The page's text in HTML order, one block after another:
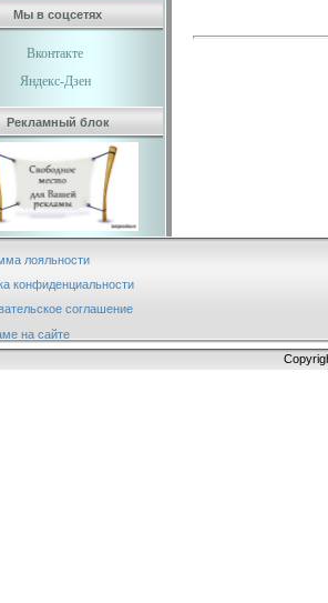
Мы в соцсетях
Вконтакте
Яндекс-Дзен
Рекламный блок
лояльности
конфиденциальности
соглашение
на сайте